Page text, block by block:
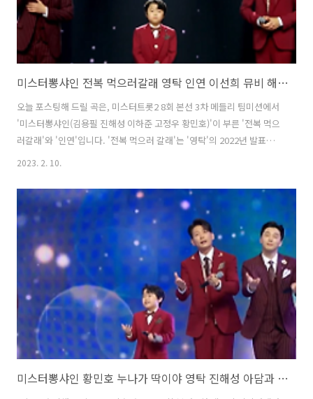
미스터뽕샤인 전복 먹으러갈래 영탁 인연 이선희 뮤비 해석 곡설명 김용필 진해성 이하준 고정우 황민호 미스터트롯2
오늘 포스팅해 드릴 곡은, 미스터트롯2 8회 본선 3차 메들리 팀미션에서
'미스터뽕샤인(김용필 진해성 이하준 고정우 황민호)'이 부른 '전복 먹으
러갈래'와 '인연'입니다. '전복 먹으러 갈래'는 '영탁'의 2022년 발표곡
으로 '영탁', '지광민'이 작사, 작곡했습니다. '미스터뽕샤인'이 분위기를
들을 설레게 만들었습니다. '인연'은 '이선희'의 2005년 발표곡으로 '이
선희'가 작사, 작곡했습니다. '미스터뽕샤인'이 설레고 애절한 무대를 선
보였으며, 특히 '김용필'이 강약조절로 팀을 이끌어 올려줘 기대 이상의
무대를 보여줬다는 평가를 들었습니다. * 전복 먹으러 갈래 - 미스터뽕샤
인 김용필 진해성 이하준 고정우 황민호 / 영탁 가사 ..
2023. 2. 10.
미스터뽕샤인 황민호 누나가 딱이야 영탁 진해성 아담과 이브처럼 나훈아 뮤비 해석 곡설명 미스터트롯2